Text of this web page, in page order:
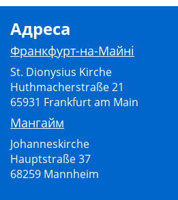
Адреса
Франкфурт-на-Майні
St. Dionysius Kirche
Huthmacherstraße 21
65931 Frankfurt am Main
Мангайм
Johanneskirche
Hauptstraße 37
68259 Mannheim